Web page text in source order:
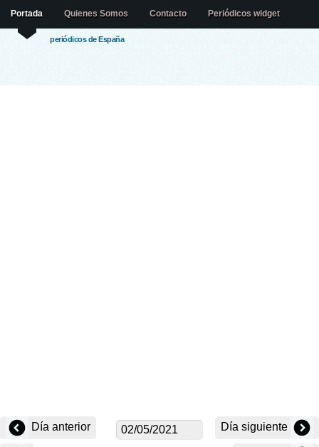
periódicos de España
Portada Quienes Somos Contacto Periódicos widget
Día anterior Día siguiente